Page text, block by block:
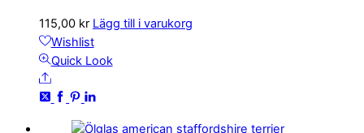
115,00 kr Lägg till i varukorg
Wishlist
Quick Look
Share